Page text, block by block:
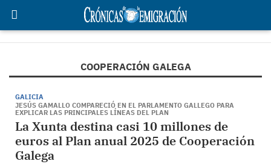
COOPERACIÓN GALEGA
GALICIA
JESÚS GAMALLO COMPARECIÓ EN EL PARLAMENTO GALLEGO PARA
EXPLICAR LAS PRINCIPALES LÍNEAS DEL PLAN
La Xunta destina casi 10 millones de
euros al Plan anual 2025 de Cooperación
Galega